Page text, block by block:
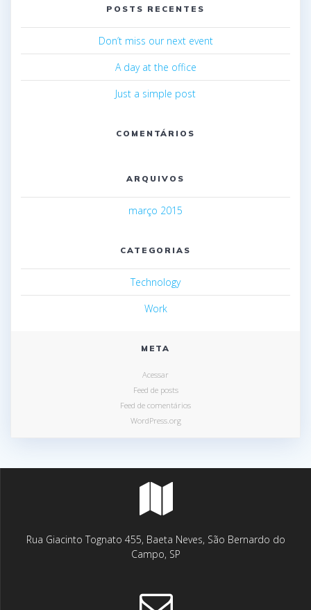
POSTS RECENTES
Don’t miss our next event
A day at the office
Just a simple post
COMENTÁRIOS
ARQUIVOS
março 2015
CATEGORIAS
Technology
Work
META
Acessar
Feed de posts
Feed de comentários
WordPress.org
Rua Giacinto Tognato 455, Baeta Neves, São Bernardo do
Campo, SP